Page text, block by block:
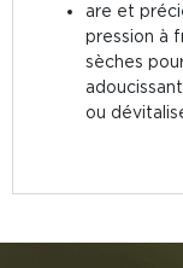
are et
pression à
sèches
ou